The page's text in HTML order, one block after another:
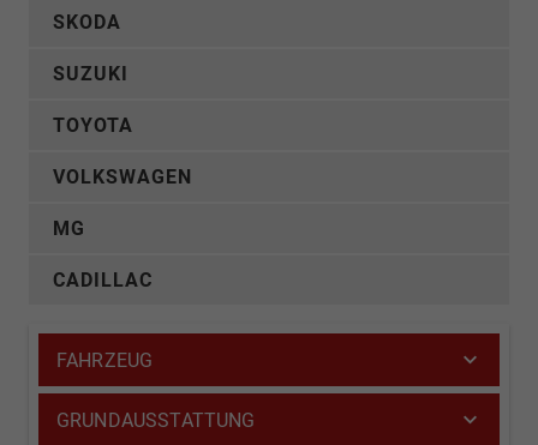
SKODA
SUZUKI
TOYOTA
VOLKSWAGEN
MG
CADILLAC
FAHRZEUG
GRUNDAUSSTATTUNG